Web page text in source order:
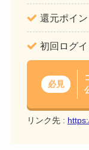
還元ポイ
初回ログ
必見
リンク先 :